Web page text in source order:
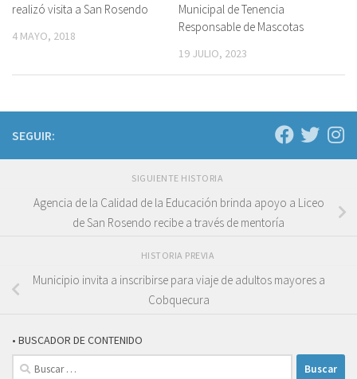
realizó visita a San Rosendo
4 MAYO, 2018
Municipal de Tenencia
Responsable de Mascotas
19 JULIO, 2023
SEGUIR:
SIGUIENTE HISTORIA
Agencia de la Calidad de la Educación brinda apoyo a Liceo
de San Rosendo recibe a través de mentoría
HISTORIA PREVIA
Municipio invita a inscribirse para viaje de adultos mayores a
Cobquecura
• BUSCADOR DE CONTENIDO
Buscar: